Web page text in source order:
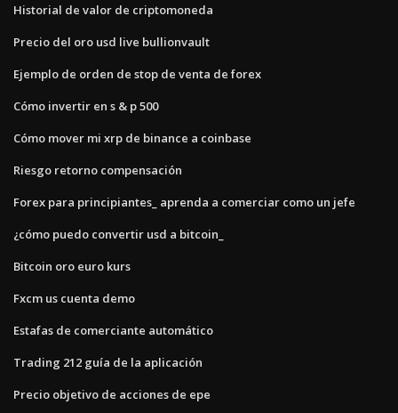
Historial de valor de criptomoneda
Precio del oro usd live bullionvault
Ejemplo de orden de stop de venta de forex
Cómo invertir en s & p 500
Cómo mover mi xrp de binance a coinbase
Riesgo retorno compensación
Forex para principiantes_ aprenda a comerciar como un jefe
¿cómo puedo convertir usd a bitcoin_
Bitcoin oro euro kurs
Fxcm us cuenta demo
Estafas de comerciante automático
Trading 212 guía de la aplicación
Precio objetivo de acciones de epe